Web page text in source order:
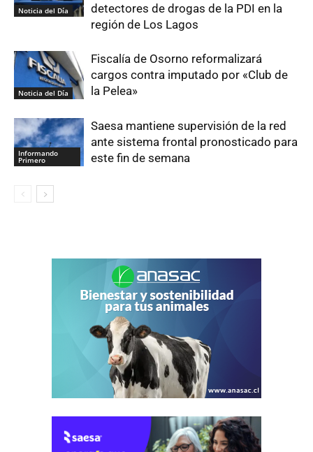
Noticia del Día
detectores de drogas de la PDI en la
región de Los Lagos
Noticia del Día
Fiscalía de Osorno reformalizará
cargos contra imputado por «Club de
la Pelea»
Informando
Primero
Saesa mantiene supervisión de la red
ante sistema frontal pronosticado para
este fin de semana